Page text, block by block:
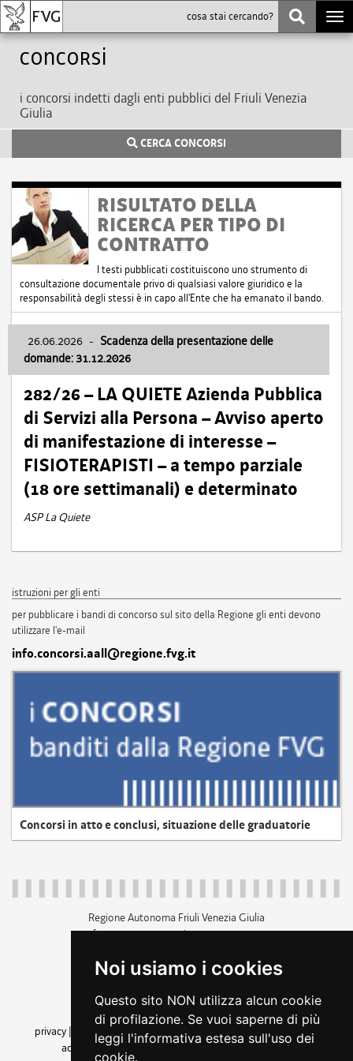
Noi usiamo i cookies
Questo sito NON utilizza alcun cookie
di profilazione. Se vuoi saperne di più
leggi l'informativa estesa sull'uso dei
cookie.
Concorsi
i concorsi indetti dagli enti pubblici del Friuli Venezia
Giulia
CERCA CONCORSI
RISULTATO DELLA
RICERCA PER TIPO DI
CONTRATTO
I testi pubblicati costituiscono uno strumento di
consultazione documentale privo di qualsiasi valore giuridico e la
responsabilità degli stessi è in capo all'Ente che ha emanato il bando.
26.06.2026 - Scadenza della presentazione delle
domande: 31.12.2026
282/26 – LA QUIETE Azienda Pubblica
di Servizi alla Persona – Avviso aperto
di manifestazione di interesse –
FISIOTERAPISTI – a tempo parziale
(18 ore settimanali) e determinato
ASP La Quiete
istruzioni per gli enti
per pubblicare i bandi di concorso sul sito della Regione gli enti devono
utilizzare l'e-mail
info.concorsi.aall@regione.fvg.it
Concorsi in atto e conclusi, situazione delle graduatorie
Regione Autonoma Friuli Venezia Giulia
c.f. 80014930327; p.iva 00526040324
+39 040 3771111
amministrazione trasparente
privacy
cookie |note legali accessibilità
dichiarazione di
accessibilità| feedback cambio preferenze cookie